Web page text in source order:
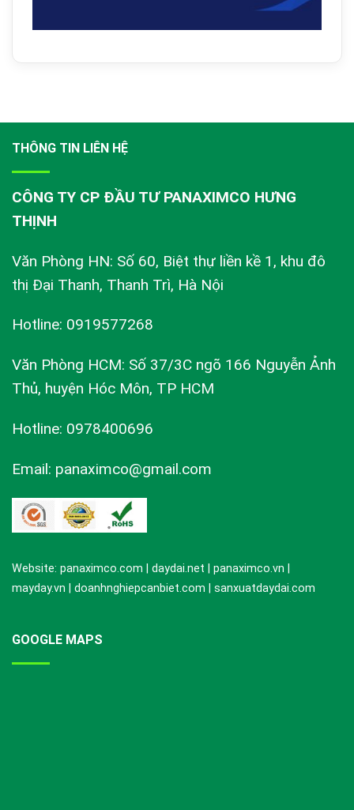
THÔNG TIN LIÊN HỆ
CÔNG TY CP ĐẦU TƯ PANAXIMCO HƯNG
THỊNH
Văn Phòng HN: Số 60, Biệt thự liền kề 1, khu đô
thị Đại Thanh, Thanh Trì, Hà Nội
Hotline: 0919577268
Văn Phòng HCM: Số 37/3C ngõ 166 Nguyễn Ảnh
Thủ, huyện Hóc Môn, TP HCM
Hotline: 0978400696
Email: panaximco@gmail.com
Website: panaximco.com | daydai.net | panaximco.vn |
mayday.vn | doanhnghiepcanbiet.com | sanxuatdaydai.com
GOOGLE MAPS